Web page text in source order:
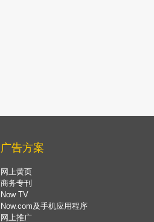
广告方案
网上黄页
商务专刊
Now TV
Now.com及手机应用程序
网上推广